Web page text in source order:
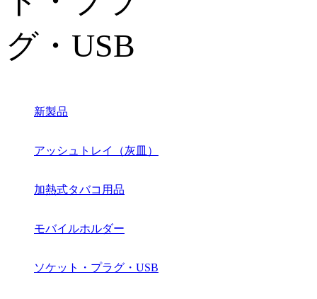
新製品
アッシュトレイ（灰皿）
加熱式タバコ用品
モバイルホルダー
ソケット・プラグ・USB